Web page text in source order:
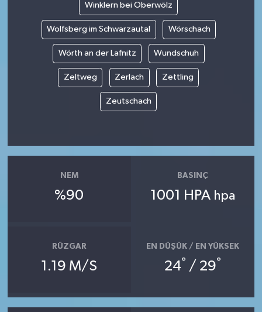
Winklern bei Oberwölz
Wolfsberg im Schwarzautal Wörschach
Wörth an der Lafnitz Wundschuh
Zeltweg Zerlach Zettling
Zeutschach
NEM
%90
BASINÇ
1001 HPA hpa
RÜZGAR
1.19 M/S
EN DÜŞÜK / EN YÜKSEK
24° / 29°